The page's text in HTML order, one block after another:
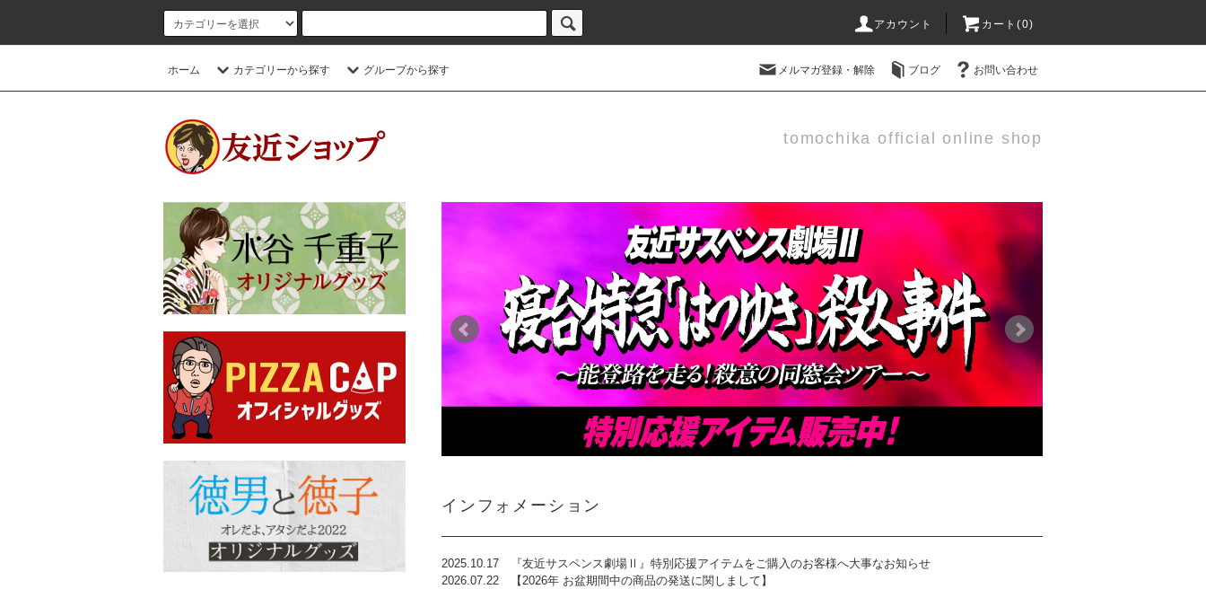
アカウント カート(0)
ホーム カテゴリーから探す グループから探す メルマガ登録・解除 ブログ お問い合わせ
tomochika official online shop
インフォメーション
2025.10.17
『友近サスペンス劇場Ⅱ』特別応援アイテムをご購入のお客様へ大事なお知らせ
2026.07.22
【2026年 お盆期間中の商品の発送に関しまして】